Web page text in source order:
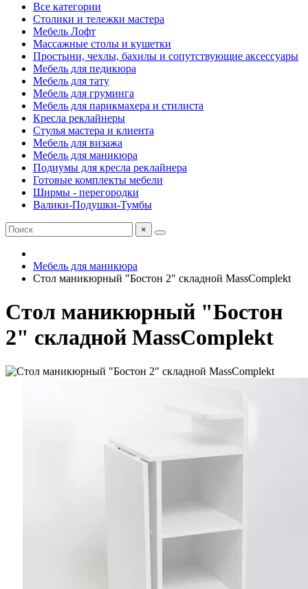
Все категории
Столики и тележки мастера
Мебель Лофт
Массажные столы и кушетки
Простыни, чехлы, бахилы и сопутствующие аксессуары
Мебель для педикюра
Мебель для тату
Мебель для груминга
Мебель для парикмахера и стилиста
Кресла реклайнеры
Стулья мастера и клиента
Мебель для визажа
Мебель для маникюра
Подиумы для кресла реклайнера
Готовые комплекты мебели
Ширмы - перегородки
Валики-Подушки-Тумбы
×
Мебель для маникюра
Стол маникюрный "Бостон 2" складной MassComplekt
Стол маникюрный "Бостон
2" складной MassComplekt